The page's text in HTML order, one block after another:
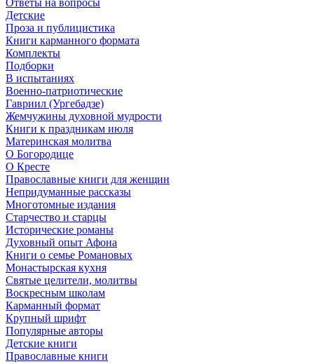
Ответы на вопросы
Детские
Проза и публицистика
Книги карманного формата
Комплекты
Подборки
В испытаниях
Военно-патриотические
Гавриил (Ургебадзе)
Жемчужины духовной мудрости
Книги к праздникам июля
Материнская молитва
О Богородице
О Кресте
Православные книги для женщин
Непридуманные рассказы
Многотомные издания
Старчество и старцы
Исторические романы
Духовный опыт Афона
Книги о семье Романовых
Монастырская кухня
Святые целители, молитвы
Воскресным школам
Карманный формат
Крупный шрифт
Популярные авторы
Детские книги
Православные книги